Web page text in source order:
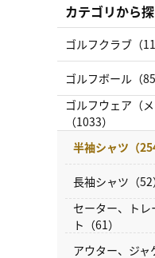
カテゴリから
ゴルフクラブ（
ゴルフボール（85
ゴルフウェア（メ
（1033）
半袖シャツ（
長袖シャツ（52
セーター、トレ
ト（61）
アウター、ジャ